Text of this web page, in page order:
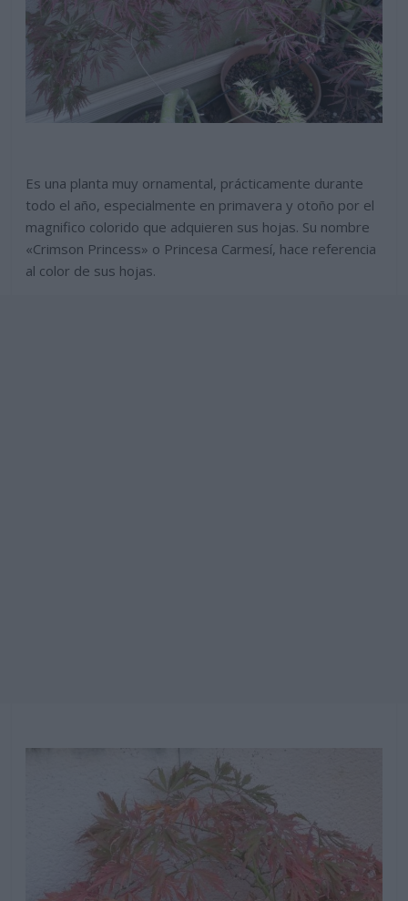
Es una planta muy ornamental, prácticamente durante
todo el año, especialmente en primavera y otoño por el
magnifico colorido que adquieren sus hojas. Su nombre
«Crimson Princess» o Princesa Carmesí, hace referencia
al color de sus hojas.